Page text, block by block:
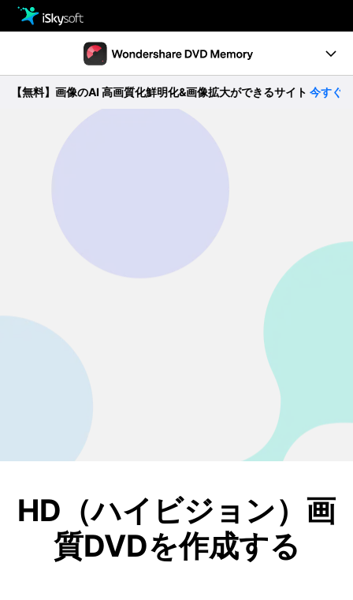
Utility
製品活用事例
製品機能
動作環境
無料】画像のAI 高画質化鮮明化&画像拡大ができるサイト今すぐ確認
HD（ハイビジョン）画
質DVDを作成する